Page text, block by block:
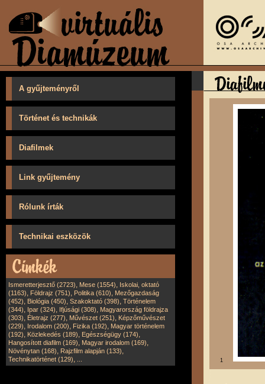
A gyűjteményről
Történet és technikák
Diafilmek
Link gyűjtemény
Rólunk írták
Technikai eszközök
Ismeretterjesztő (2723), Mese (1554), Iskolai, oktató
(1163), Földrajz (751), Politika (610), Mezőgazdaság
(452), Biológia (450), Szakoktató (398), Történelem
(344), Ipar (324), Ifjúsági (308), Magyarország földrajza
(303), Életrajz (277), Művészet (251), Képzőművészet
(229), Irodalom (200), Fizika (192), Magyar történelem
(192), Közlekedés (189), Egészségügy (174),
Hangosított diafilm (169), Magyar irodalom (169),
Növénytan (168), Rajzfilm alapján (133),
Technikatörténet (129), 1